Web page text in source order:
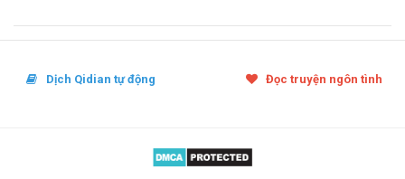
Dịch Qidian tự động Đọc truyện ngôn tình
Đọc sau